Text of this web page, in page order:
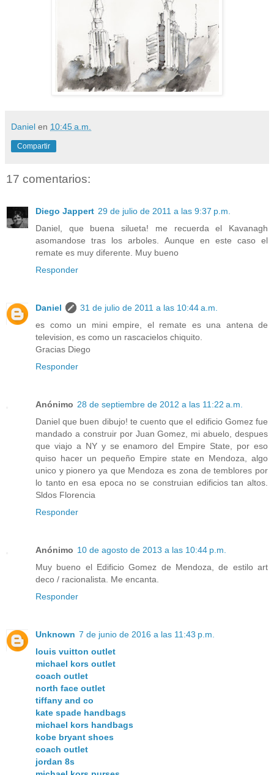
Daniel en 10:45 a.m.
Compartir
17 comentarios:
Diego Jappert 29 de julio de 2011 a las 9:37 p.m.
Daniel, que buena silueta! me recuerda el Kavanagh
asomandose tras los arboles. Aunque en este caso el
remate es muy diferente. Muy bueno
Responder
Daniel
31 de julio de 2011 a las 10:44 a.m.
es como un mini empire, el remate es una antena de
television, es como un rascacielos chiquito.
Gracias Diego
Responder
Anónimo 28 de septiembre de 2012 a las 11:22 a.m.
Daniel que buen dibujo! te cuento que el edificio Gomez fue
mandado a construir por Juan Gomez, mi abuelo, despues
que viajo a NY y se enamoro del Empire State, por eso
quiso hacer un pequeño Empire state en Mendoza, algo
unico y pionero ya que Mendoza es zona de temblores por
lo tanto en esa epoca no se construian edificios tan altos.
Sldos Florencia
Responder
Anónimo 10 de agosto de 2013 a las 10:44 p.m.
Muy bueno el Edificio Gomez de Mendoza, de estilo art
deco / racionalista. Me encanta.
Responder
Unknown 7 de junio de 2016 a las 11:43 p.m.
louis vuitton outlet
michael kors outlet
coach outlet
north face outlet
tiffany and co
kate spade handbags
michael kors handbags
kobe bryant shoes
coach outlet
jordan 8s